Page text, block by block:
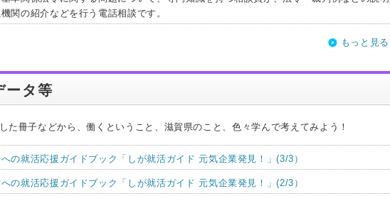
関の紹介などを行う電話相談です。
もっと見る
ータ等
た冊子などから、働くということ、滋賀県のこと、色々学んで考えてみよう！
の就活応援ガイドブック「しが就活ガイド 元気企業発見！」(3/3）
の就活応援ガイドブック「しが就活ガイド 元気企業発見！」(2/3）